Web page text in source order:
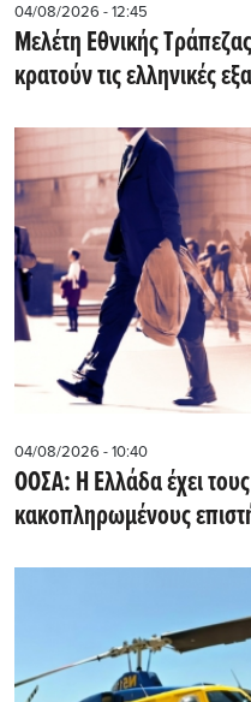
04/08/2026 - 12:45
Μελέτη Εθνικής
κρατούν τις ελληνικές
04/08/2026 - 10:40
ΟΟΣΑ: Η Ελλάδα έχει
κακοπληρωμένους